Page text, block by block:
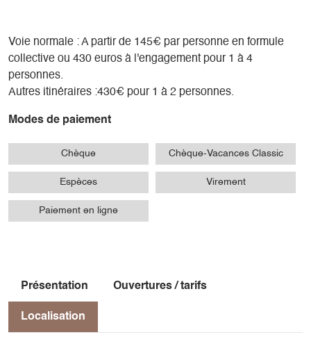
Voie normale : A partir de 145€ par personne en formule
collective ou 430 euros à l'engagement pour 1 à 4
personnes.
Autres itinéraires :430€ pour 1 à 2 personnes.
Modes de paiement
Chèque Chèque-Vacances Classic
Espèces Virement
Paiement en ligne
Présentation Ouvertures / tarifs
Localisation